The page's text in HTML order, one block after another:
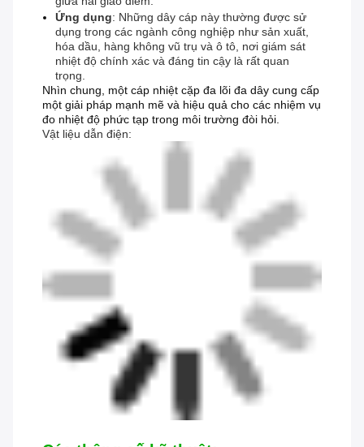
Ứng dụng: Những dây cáp này thường được sử
dụng trong các ngành công nghiệp như sản xuất,
hóa dầu, hàng không vũ trụ và ô tô, nơi giám sát
nhiệt độ chính xác và đáng tin cậy là rất quan
trọng.
Nhìn chung, một cáp nhiệt cặp đa lõi đa dây cung cấp
một giải pháp mạnh mẽ và hiệu quả cho các nhiệm vụ
đo nhiệt độ phức tạp trong môi trường đòi hỏi.
Vật liệu dẫn điện: